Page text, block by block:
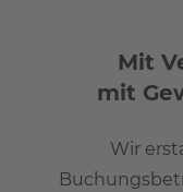
Mit
mit
Wir